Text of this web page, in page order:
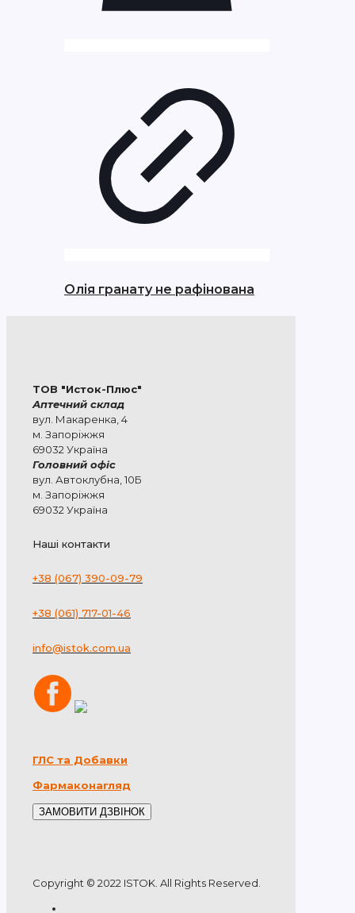
Олія гранату не рафінована
ТОВ "Исток-Плюс"
Аптечний склад
вул. Макаренка, 4
м. Запоріжжя
69032 Україна
Головний офіс
вул. Автоклубна, 10Б
м. Запоріжжя
69032 Україна
Наші контакти
+38 (067) 390-09-79
+38 (061) 717-01-46
info@istok.com.ua
ГЛС та Добавки
Фармаконагляд
ЗАМОВИТИ ДЗВІНОК
Copyright © 2022 ISTOK. All Rights Reserved.